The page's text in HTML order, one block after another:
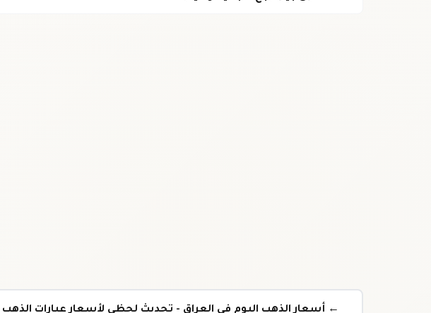
← أسعار الذهب اليوم في العراق - تحديث لحظي لأسعار عيارات الذهب